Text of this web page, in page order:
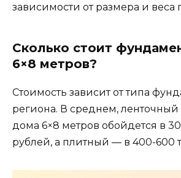
зависимости от размера и веса
Сколько стоит
6×8 метров?
Стоимость зависит от типа
региона. В среднем,
дома 6×8 метров обойдется в
рублей, а плитный — в 400-600